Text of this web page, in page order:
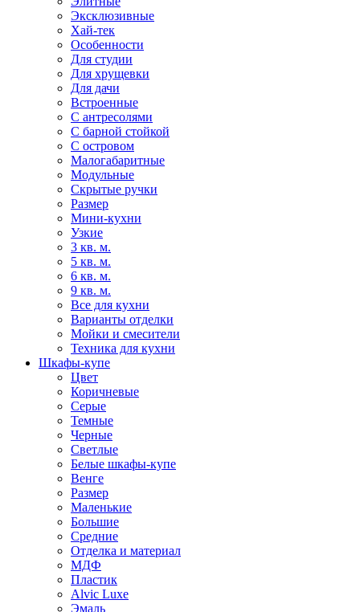
Эксклюзивные
Хай-тек
Особенности
Для студии
Для хрущевки
Для дачи
Встроенные
С антресолями
С барной стойкой
С островом
Малогабаритные
Модульные
Скрытые ручки
Размер
Мини-кухни
Узкие
3 кв. м.
5 кв. м.
6 кв. м.
9 кв. м.
Все для кухни
Варианты отделки
Мойки и смесители
Техника для кухни
Шкафы-купе
Цвет
Коричневые
Серые
Темные
Черные
Светлые
Белые шкафы-купе
Венге
Размер
Маленькие
Большие
Средние
Отделка и материал
МДФ
Пластик
Alvic Luxe
Эмаль